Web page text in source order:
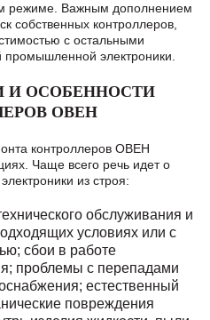
режиме. Важным дополнением
собственных контроллеров,
с остальными
электроники.
ОСОБЕННОСТИ
ОВЕН
контроллеров ОВЕН
Чаще всего речь идет о
из строя:
обслуживания и
условиях или с
сбои в работе
проблемы с перепадами
естественный
повреждения